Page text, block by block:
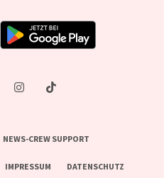
NEWS-CREW SUPPORT
IMPRESSUM DATENSCHUTZ